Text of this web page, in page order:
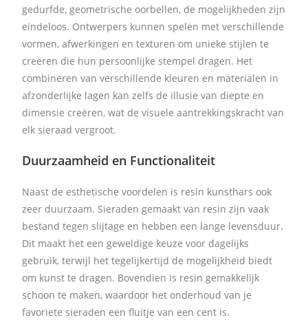
gedurfde, geometrische oorbellen, de mogelijkheden zijn
eindeloos. Ontwerpers kunnen spelen met verschillende
vormen, afwerkingen en texturen om unieke stijlen te
creëren die hun persoonlijke stempel dragen. Het
combineren van verschillende kleuren en materialen in
afzonderlijke lagen kan zelfs de illusie van diepte en
dimensie creëren, wat de visuele aantrekkingskracht van
elk sieraad vergroot.
Duurzaamheid en Functionaliteit
Naast de esthetische voordelen is resin kunsthars ook
zeer duurzaam. Sieraden gemaakt van resin zijn vaak
bestand tegen slijtage en hebben een lange levensduur.
Dit maakt het een geweldige keuze voor dagelijks
gebruik, terwijl het tegelijkertijd de mogelijkheid biedt
om kunst te dragen. Bovendien is resin gemakkelijk
schoon te maken, waardoor het onderhoud van je
favoriete sieraden een fluitje van een cent is.